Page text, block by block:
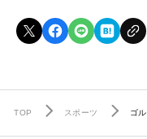
TOP スポーツ ゴ